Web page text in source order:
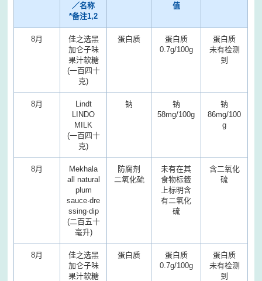
／名称
*备注1,2
值
8月
佳之选黑
加仑子味
果汁软糖
(一百四十
克)
蛋白质
蛋白质
0.7g/100g
蛋白质
未有检测
到
8月
Lindt
LINDO
MILK
(一百四十
克)
钠
钠
58mg/100g
钠
86mg/100
g
8月
Mekhala
all natural
plum
sauce·dre
ssing·dip
(二百五十
毫升)
防腐剂
二氧化硫
未有在其
食物标籤
上标明含
有二氧化
硫
含二氧化
硫
8月
佳之选黑
加仑子味
果汁软糖
蛋白质
蛋白质
0.7g/100g
蛋白质
未有检测
到